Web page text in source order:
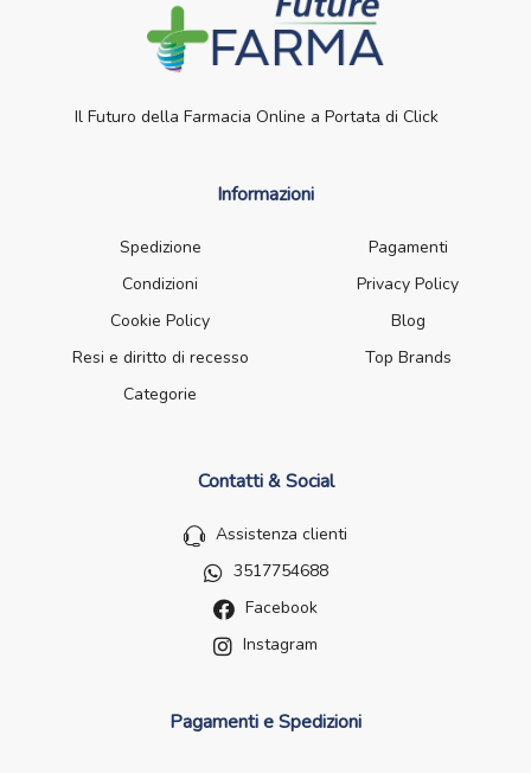
Il Futuro della Farmacia Online a Portata di Click
Informazioni
Spedizione
Pagamenti
Condizioni
Privacy Policy
Cookie Policy
Blog
Resi e diritto di recesso
Top Brands
Categorie
Contatti & Social
Assistenza clienti
3517754688
Facebook
Instagram
Pagamenti e Spedizioni